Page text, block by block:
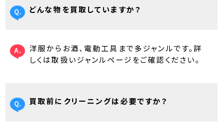
どんな物を買取していますか？
洋服からお酒、電動工具まで多ジャンルです。詳
しくは取扱いジャンルページをご確認ください。
買取前にクリーニングは必要ですか？